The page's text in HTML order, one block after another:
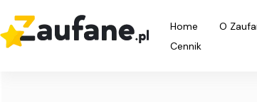
Home O
Cennik